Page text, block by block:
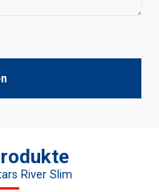
River Slim